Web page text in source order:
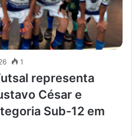
1
representa
César e
Sub-12 em